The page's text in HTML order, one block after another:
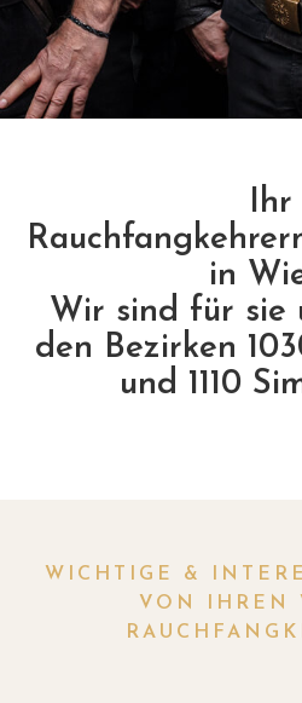
Ihr
in
Wir sind für sie
den Bezirken
und 1110
WICHTIGE &
VON IHREN